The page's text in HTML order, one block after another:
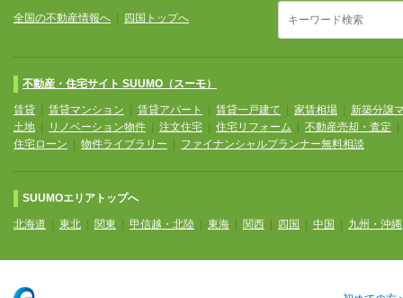
全国の不動産情報へ 四国トップへ
不動産・住宅サイト SUUMO（スーモ）
賃貸 賃貸マンション 賃貸アパート 賃貸一戸建て 家賃相場
新築分譲
土地
リノベーション物件 注文住宅 住宅リフォーム 不動産売却・査定
住宅ローン
物件ライブラリー ファイナンシャルプランナー無料相談
SUUMOエリアトップへ
北海道 東北 関東 甲信越・北陸 東海 関西 四国 中国 九州・沖縄